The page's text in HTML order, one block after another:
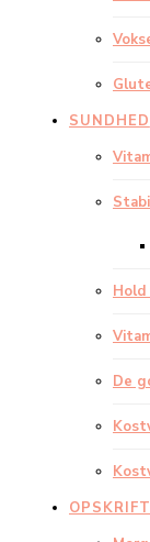
SUNDHED
De